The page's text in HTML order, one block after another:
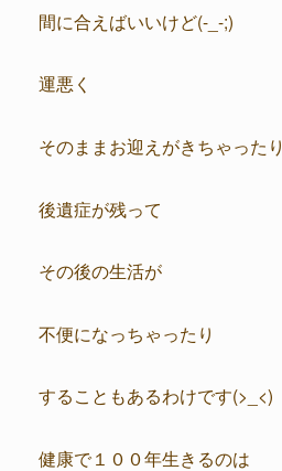
間に合えばいいけど(-_-;)
運悪く
そのままお迎えがきちゃったり
後遺症が残って
その後の生活が
不便になっちゃったり
することもあるわけです(>_<)
健康で１００年生きるのは